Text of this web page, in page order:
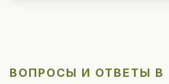
ВОПРОСЫ И ОТВЕТЫ В